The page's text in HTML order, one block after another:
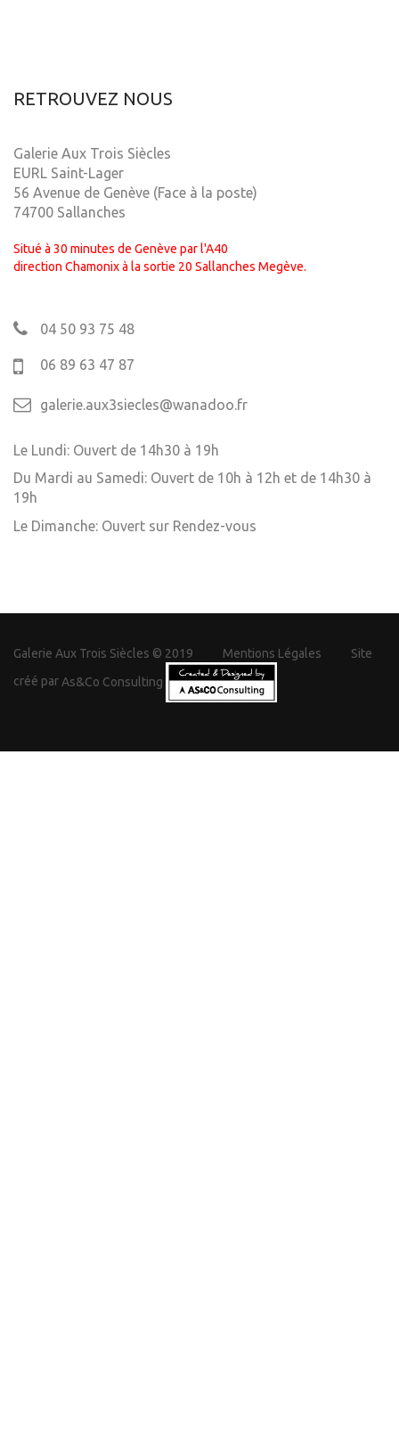
RETROUVEZ NOUS
Galerie Aux Trois Siècles
EURL Saint-Lager
56 Avenue de Genève (Face à la poste)
74700 Sallanches
Situé à 30 minutes de Genève par l'A40
direction Chamonix à la sortie 20 Sallanches Megève.
04 50 93 75 48
06 89 63 47 87
galerie.aux3siecles@wanadoo.fr
Le Lundi: Ouvert de 14h30 à 19h
Du Mardi au Samedi: Ouvert de 10h à 12h et de 14h30 à
19h
Le Dimanche: Ouvert sur Rendez-vous
Galerie Aux Trois Siècles © 2019 Mentions Légales
Site
créé par As&Co Consulting